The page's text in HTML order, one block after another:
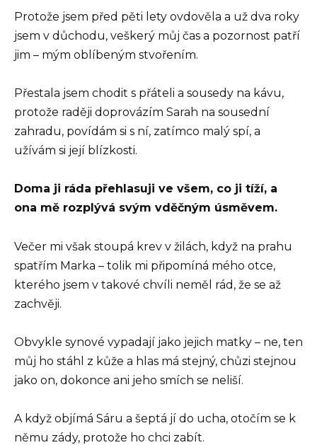
Protože jsem před pěti lety ovdověla a už dva roky
jsem v důchodu, veškerý můj čas a pozornost patří
jim – mým oblíbeným stvořením.
Přestala jsem chodit s přáteli a sousedy na kávu,
protože raději doprovázím Sarah na sousední
zahradu, povídám si s ní, zatímco malý spí, a
užívám si její blízkosti.
Doma ji ráda přehlasuji ve všem, co ji tíží, a
ona mě rozplývá svým vděčným úsměvem.
Večer mi však stoupá krev v žilách, když na prahu
spatřím Marka – tolik mi připomíná mého otce,
kterého jsem v takové chvíli neměl rád, že se až
zachvěji.
Obvykle synové vypadají jako jejich matky – ne, ten
můj ho stáhl z kůže a hlas má stejný, chůzi stejnou
jako on, dokonce ani jeho smích se neliší.
A když objímá Sáru a šeptá jí do ucha, otočím se k
němu zády, protože ho chci zabít.